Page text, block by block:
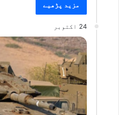
مزید پڑھیے
24 اکتوبر